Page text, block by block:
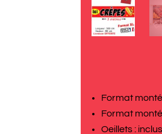
Format
Format
Oeillets :